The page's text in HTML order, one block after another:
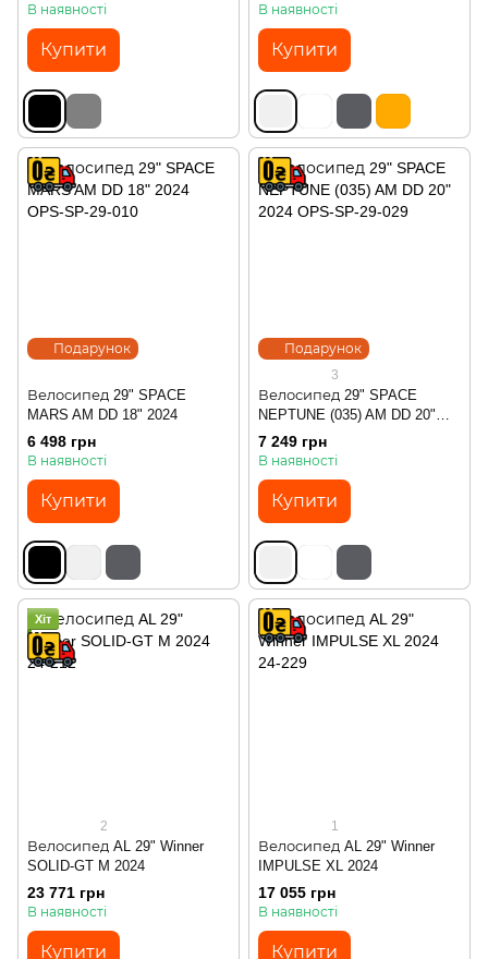
В наявності
Купити
В наявності
Купити
Подарунок
Велосипед 29" SPACE
MARS AM DD 18" 2024
6 498 грн
В наявності
Купити
Подарунок
3
Велосипед 29" SPACE
NEPTUNE (035) AM DD 20"
2024
7 249 грн
В наявності
Купити
Хіт
2
Велосипед AL 29" Winner
SOLID-GT M 2024
23 771 грн
В наявності
Купити
1
Велосипед AL 29" Winner
IMPULSE XL 2024
17 055 грн
В наявності
Купити